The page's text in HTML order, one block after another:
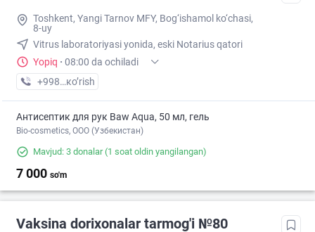
Toshkent, Yangi Tarnov MFY, Bog‘ishamol ko‘chasi,
8-uy
Vitrus laboratoriyasi yonida, eski Notarius qatori
Yopiq · 08:00 da ochiladi
+998 (94) XXX-XX-XX
кo’rish
Антисептик для рук Baw Aqua, 50 мл, гель
Bio-cosmetics, ООО (Узбекистан)
Mavjud: 3 donalar(1 soat oldin yangilangan)
7 000 so'm
Vaksina dorixonalar tarmog'i №80